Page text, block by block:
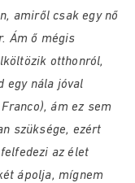
amiről csak egy nő
Ám ő mégis
otthonról,
egy nála jóval
ám ez sem
szüksége, ezért
az élet
ápolja, mígnem